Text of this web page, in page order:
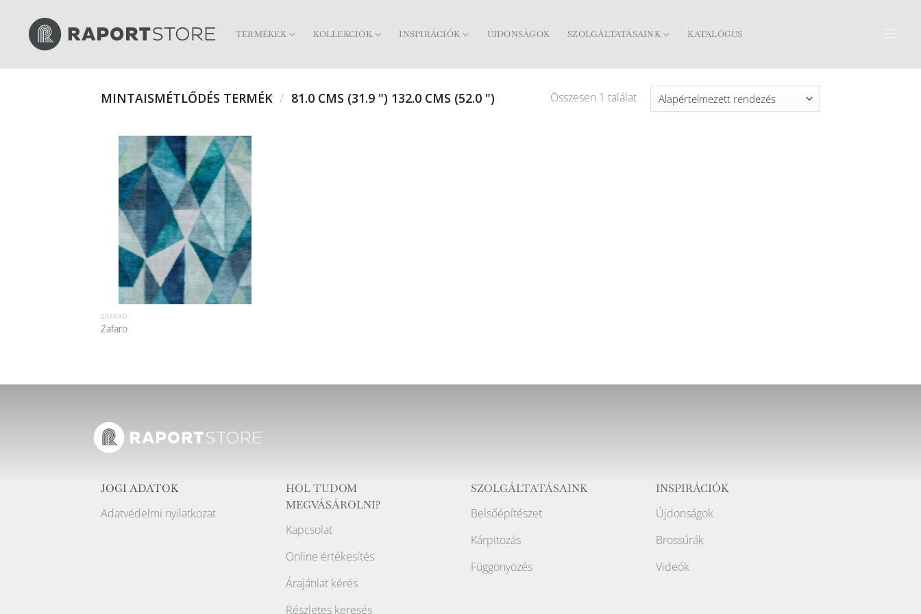
content
TERMÉKEK KOLLEKCIÓK INSPIRÁCIÓK ÚJDONSÁGOK SZOLGÁLTATÁSAINK KATALÓGUS
MINTAISMÉTLŐDÉS TERMÉK / 81.0 CMS (31.9 ") 132.0 CMS (52.0 ") Összesen 1 találat
ZAFARO
Zafaro
JOGI ADATOK
Adatvédelmi nyilatkozat
HOL TUDOM
MEGVÁSÁROLNI?
Kapcsolat
Online értékesítés
Árajánlat kérés
Részletes keresés
SZOLGÁLTATÁSAINK
Belsőépítészet
Kárpitozás
Függönyözés
INSPIRÁCIÓK
Újdonságok
Brossúrák
Videók